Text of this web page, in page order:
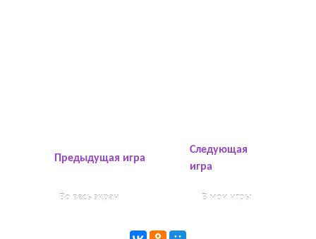
Предыдущая игра
Во весь экран В мои игры
Следующая
игра